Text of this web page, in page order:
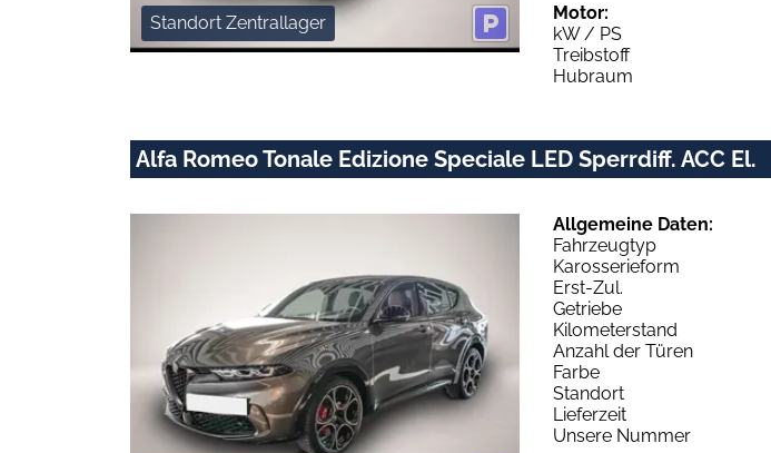
Standort Zentrallager
Motor:
kW / PS
Treibstoff
Hubraum
Alfa Romeo Tonale Edizione Speciale LED Sperrdiff. ACC El.
Allgemeine Daten:
Fahrzeugtyp
Karosserieform
Erst-Zul.
Getriebe
Kilometerstand
Anzahl der Türen
Farbe
Standort
Lieferzeit
Unsere Nummer